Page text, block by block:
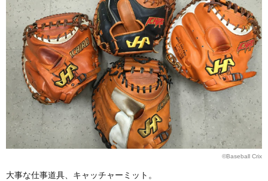
©Baseball Crix
大事な仕事道具、キャッチャーミット。